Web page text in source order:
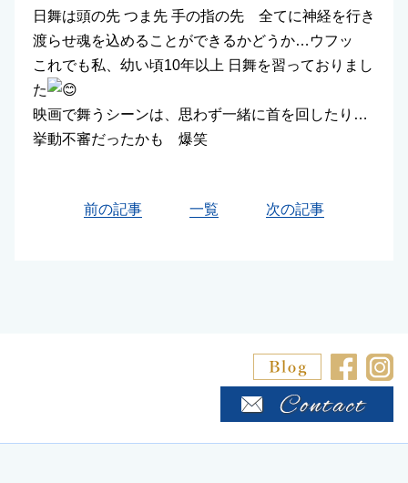
日舞は頭の先 つま先 手の指の先 全てに神経を行き
渡らせ魂を込めることができるかどうか…ウフッ
これでも私、幼い頃10年以上 日舞を習っておりまし
た
映画で舞うシーンは、思わず一緒に首を回したり…
挙動不審だったかも 爆笑
前の記事 一覧 次の記事